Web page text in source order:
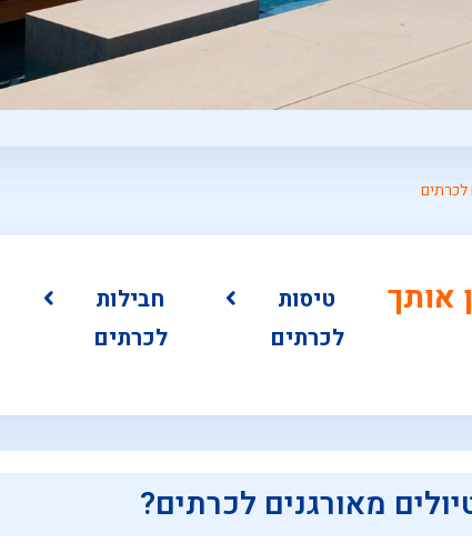
לכרתים
אותך
טיסות
לכרתים
חבילות
לכרתים
מאורגנים לכרתים?